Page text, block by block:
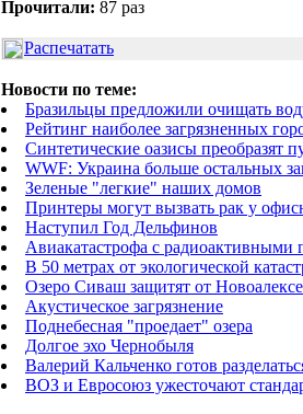
Прочитали: 87 раз
Распечатать
Новости по теме:
Бразильцы предложили очищать
Рейтинг наиболее загрязненных
Синтетические оазисы преобразят
WWF: Украина больше остальных
Зеленые "легкие" наших домов
Принтеры могут вызвать рак у
Наступил Год Дельфинов
Авиакатастрофа с радиоактивными
В 50 метрах от экологической
Озеро Сиваш защитят от
Акустическое загрязнение
Поднебесная "проедает" озера
Долгое эхо Чернобыля
Валерий Кальченко готов
ВОЗ и Евросоюз ужесточают